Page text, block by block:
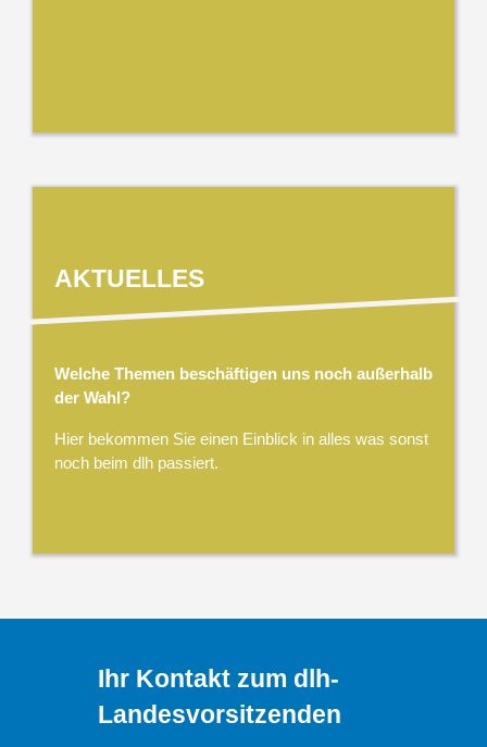
AKTUELLES
Welche Themen beschäftigen uns noch außerhalb
der Wahl?
Hier bekommen Sie einen Einblick in alles was sonst
noch beim dlh passiert.
Ihr Kontakt zum dlh-
Landesvorsitzenden